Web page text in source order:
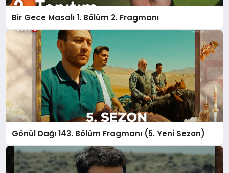
Bir Gece Masalı 1. Bölüm 2. Fragmanı
Gönül Dağı 143. Bölüm Fragmanı (5. Yeni Sezon)